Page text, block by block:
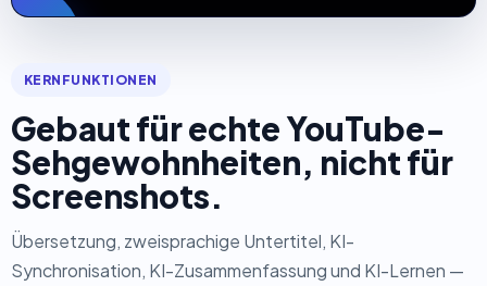
KERNFUNKTIONEN
Gebaut für echte YouTube-
Sehgewohnheiten, nicht für
Screenshots.
Übersetzung, zweisprachige Untertitel, KI-
Synchronisation, KI-Zusammenfassung und KI-Lernen —